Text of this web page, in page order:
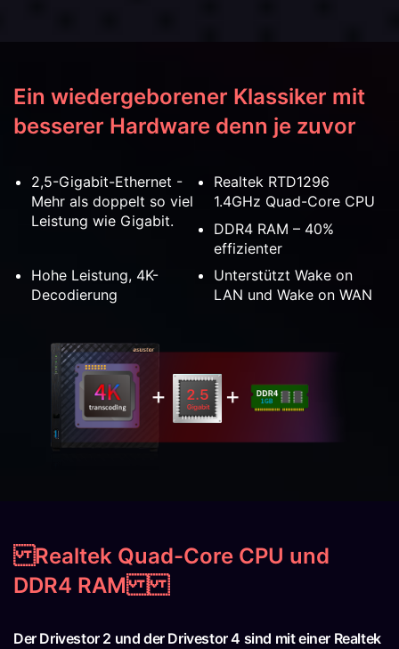
Ein wiedergeborener Klassiker mit
besserer Hardware denn je zuvor
2,5-Gigabit-Ethernet -
Mehr als doppelt so viel
Leistung wie Gigabit.
Realtek RTD1296
1.4GHz Quad-Core CPU
DDR4 RAM – 40%
effizienter
Hohe Leistung, 4K-
Decodierung
Unterstützt Wake on
LAN und Wake on WAN
Realtek Quad-Core CPU und
DDR4 RAM
Der Drivestor 2 und der Drivestor 4 sind mit einer Realtek